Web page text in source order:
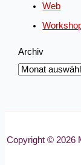
Web
Archiv
Copyright © 2026